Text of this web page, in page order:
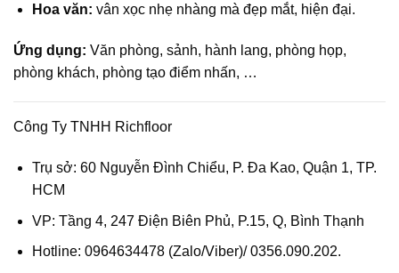
Hoa văn: vân xọc nhẹ nhàng mà đẹp mắt, hiện đại.
Ứng dụng: Văn phòng, sảnh, hành lang, phòng họp,
phòng khách, phòng tạo điểm nhấn, …
Công Ty TNHH Richfloor
Trụ sở: 60 Nguyễn Đình Chiểu, P. Đa Kao, Quận 1, TP.
HCM
VP: Tầng 4, 247 Điện Biên Phủ, P.15, Q, Bình Thạnh
Hotline: 0964634478 (Zalo/Viber)/ 0356.090.202.